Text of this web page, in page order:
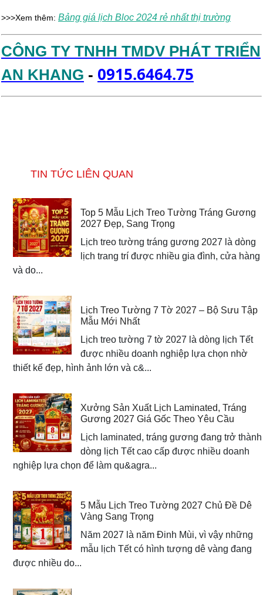
>>>Xem thêm: Bảng giá lịch Bloc 2024 rẻ nhất thị trường
CÔNG TY TNHH TMDV PHÁT TRIỂN
AN KHANG - 0915.6464.75
TIN TỨC LIÊN QUAN
Top 5 Mẫu Lịch Treo Tường Tráng Gương
2027 Đẹp, Sang Trọng
Lịch treo tường tráng gương 2027 là dòng
lịch trang trí được nhiều gia đình, cửa hàng
và do...
Lịch Treo Tường 7 Tờ 2027 – Bộ Sưu Tập
Mẫu Mới Nhất
Lịch treo tường 7 tờ 2027 là dòng lịch Tết
được nhiều doanh nghiệp lựa chọn nhờ
thiết kế đẹp, hình ảnh lớn và c&...
Xưởng Sản Xuất Lịch Laminated, Tráng
Gương 2027 Giá Gốc Theo Yêu Cầu
Lịch laminated, tráng gương đang trở thành
dòng lịch Tết cao cấp được nhiều doanh
nghiệp lựa chọn để làm qu&agra...
5 Mẫu Lịch Treo Tường 2027 Chủ Đề Dê
Vàng Sang Trọng
Năm 2027 là năm Đinh Mùi, vì vậy những
mẫu lịch Tết có hình tượng dê vàng đang
được nhiều do...